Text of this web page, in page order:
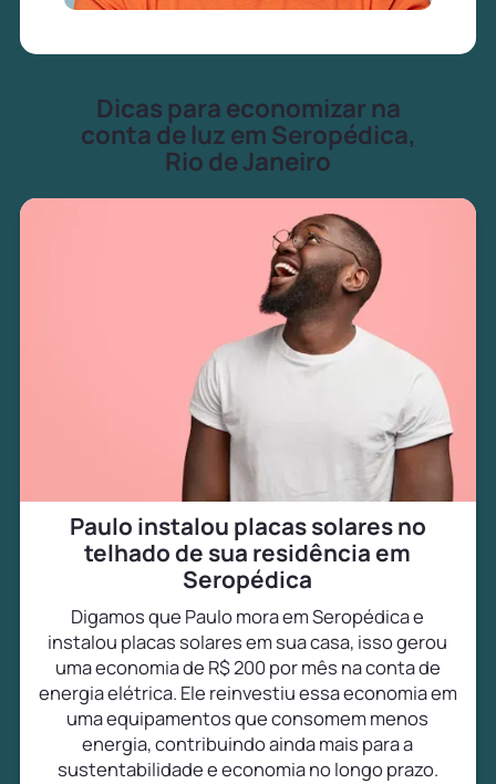
Dicas para economizar na
conta de luz em Seropédica,
Rio de Janeiro
Paulo instalou placas solares no
telhado de sua residência em
Seropédica
Digamos que Paulo mora em Seropédica e
instalou placas solares em sua casa, isso gerou
uma economia de R$ 200 por mês na conta de
energia elétrica. Ele reinvestiu essa economia em
uma equipamentos que consomem menos
energia, contribuindo ainda mais para a
sustentabilidade e economia no longo prazo.